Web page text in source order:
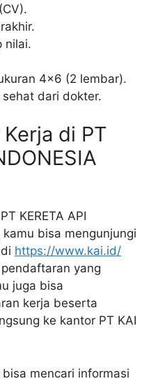
nilai.
4×6 (2 lembar).
dari dokter.
di PT
KERETA API
kamu bisa mengunjungi
https://www.kai.id/
yang
juga bisa
kerja beserta
ke kantor PT KAI
mencari informasi